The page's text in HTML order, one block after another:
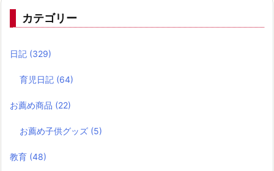
カテゴリー
日記 (329)
育児日記 (64)
お薦め商品 (22)
お薦め子供グッズ (5)
教育 (48)